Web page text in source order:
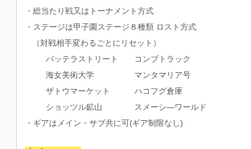
・総当たり戦又はトーナメント方式
・ステージは甲子園ステージ８種類 ロスト方式
（対戦相手変わるごとにリセット）
バッテラストリート コンブトラック
海女美術大学 マンタマリア号
ザトウマーケット ハコフグ倉庫
ショッツル鉱山 スメーシ―ワールド
・ギアはメイン・サブ共に可(ギア制限なし)